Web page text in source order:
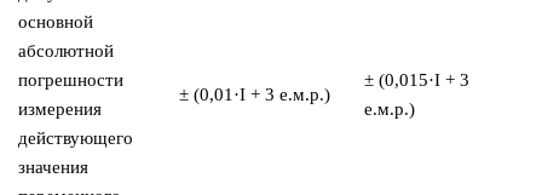
основной
абсолютной
погрешности
измерения
действующего
значения
± (0,01·I + 3 е.м.р.)
± (0,015·I + 3
е.м.р.)